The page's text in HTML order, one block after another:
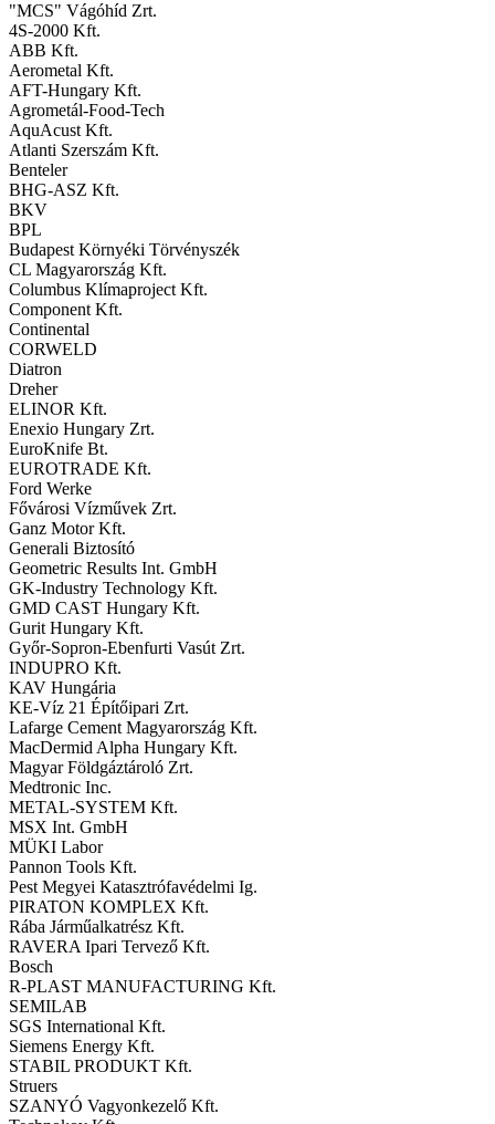
"MCS" Vágóhíd Zrt.
4S-2000 Kft.
ABB Kft.
Aerometal Kft.
AFT-Hungary Kft.
Agrometál-Food-Tech
AquAcust Kft.
Atlanti Szerszám Kft.
Benteler
BHG-ASZ Kft.
BKV
BPL
Budapest Környéki Törvényszék
CL Magyarország Kft.
Columbus Klímaproject Kft.
Component Kft.
Continental
CORWELD
Diatron
Dreher
ELINOR Kft.
Enexio Hungary Zrt.
EuroKnife Bt.
EUROTRADE Kft.
Ford Werke
Fővárosi Vízművek Zrt.
Ganz Motor Kft.
Generali Biztosító
Geometric Results Int. GmbH
GK-Industry Technology Kft.
GMD CAST Hungary Kft.
Gurit Hungary Kft.
Győr-Sopron-Ebenfurti Vasút Zrt.
INDUPRO Kft.
KAV Hungária
KE-Víz 21 Építőipari Zrt.
Lafarge Cement Magyarország Kft.
MacDermid Alpha Hungary Kft.
Magyar Földgáztároló Zrt.
Medtronic Inc.
METAL-SYSTEM Kft.
MSX Int. GmbH
MÜKI Labor
Pannon Tools Kft.
Pest Megyei Katasztrófavédelmi Ig.
PIRATON KOMPLEX Kft.
Rába Járműalkatrész Kft.
RAVERA Ipari Tervező Kft.
Bosch
R-PLAST MANUFACTURING Kft.
SEMILAB
SGS International Kft.
Siemens Energy Kft.
STABIL PRODUKT Kft.
Struers
SZANYÓ Vagyonkezelő Kft.